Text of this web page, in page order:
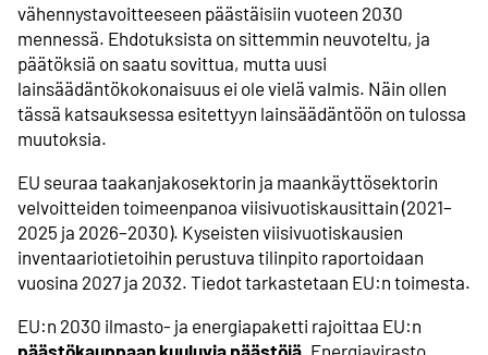
vähennystavoitteeseen päästäisiin vuoteen 2030
mennessä. Ehdotuksista on sittemmin neuvoteltu, ja
päätöksiä on saatu sovittua, mutta uusi
lainsäädäntökokonaisuus ei ole vielä valmis. Näin ollen
tässä katsauksessa esitettyyn lainsäädäntöön on tulossa
muutoksia.
EU seuraa taakanjakosektorin ja maankäyttösektorin
velvoitteiden toimeenpanoa viisivuotiskausittain (2021–
2025 ja 2026–2030). Kyseisten viisivuotiskausien
inventaariotietoihin perustuva tilinpito raportoidaan
vuosina 2027 ja 2032. Tiedot tarkastetaan EU:n toimesta.
EU:n 2030 ilmasto- ja energiapaketti rajoittaa EU:n